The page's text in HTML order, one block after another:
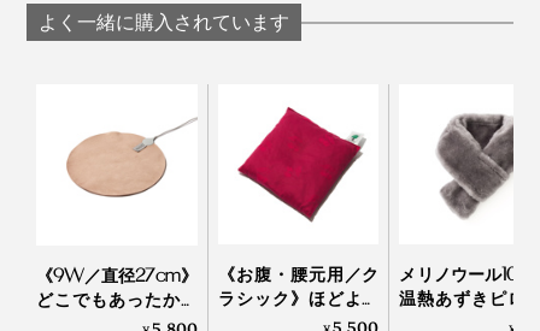
着けてもラクな「レ
ッグウォーマー」|
けてもラクな「足首
ウォーマー」|
よく一緒に購入されています
《9W／直径27cm》
どこでもあったかデ
スクワーク！銀ナノ
《お腹・腰元用／ク
ラシック》ほどよい
重みと蒸気で、じん
メリノウール
温熱あずきピロ
き「ボアマフラ